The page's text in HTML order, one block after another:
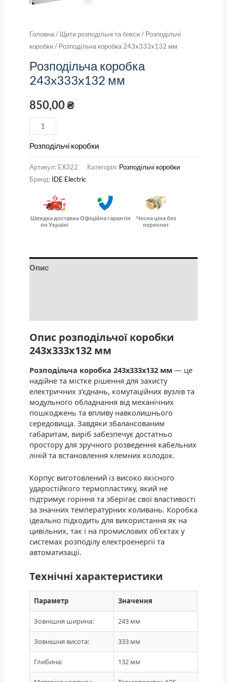
Головна/ Щити розподільні та бокси/ Розподільчі
коробки/ Розподільча коробка 243x333x132 мм
Розподільча коробка
243x333x132 мм
850,00₴
Розподільчі коробки
Артикул: EX322 Категорія: Розподільчі коробки
Бренд: IDE Electric
Швидка доставка
по Україні
Офіційна гарантія
Чесна ціна без
переплат
Опис
Опис розподільчої коробки
243x333x132 мм
Розподільча коробка 243x333x132 мм— це
надійне та містке рішення для захисту
електричних з’єднань, комутаційних вузлів та
модульного обладнання від механічних
пошкоджень та впливу навколишнього
середовища. Завдяки збалансованим
габаритам, виріб забезпечує достатньо
простору для зручного розведення кабельних
ліній та встановлення клемних колодок.
Корпус виготовлений із високо якісного
ударостійкого термопластику, який не
підтримує горіння та зберігає свої властивості
за значних температурних коливань. Коробка
ідеально підходить для використання як на
цивільних, так і на промислових об’єктах у
системах розподілу електроенергії та
автоматизації.
Технічні характеристики
Параметр Значення
Зовнішня ширина: 243 мм
Зовнішня висота: 333 мм
Глибина: 132 мм